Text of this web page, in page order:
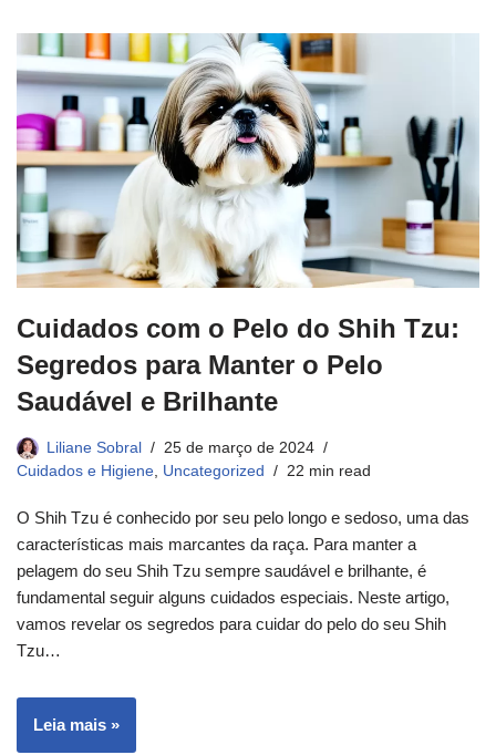
Cuidados com o Pelo do Shih Tzu:
Segredos para Manter o Pelo
Saudável e Brilhante
Liliane Sobral
25 de março de 2024
Cuidados e Higiene Uncategorized 22 min read
O Shih Tzu é conhecido por seu pelo longo e sedoso, uma das
características mais marcantes da raça. Para manter a
pelagem do seu Shih Tzu sempre saudável e brilhante, é
fundamental seguir alguns cuidados especiais. Neste artigo,
vamos revelar os segredos para cuidar do pelo do seu Shih
Tzu…
Leia mais »